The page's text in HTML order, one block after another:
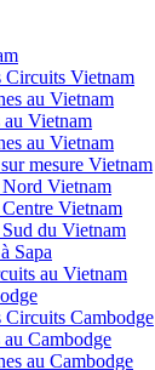
Circuits Vietnam
au Vietnam
au Vietnam
au Vietnam
mesure Vietnam
Vietnam
Vietnam
du Vietnam
Sapa
au Vietnam
Circuits Cambodge
au Cambodge
au Cambodge